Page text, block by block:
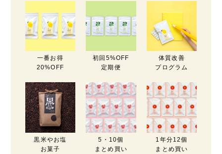
一番お得
20%OFF
初回5%OFF
定期便
体質改善
プログラム
黒米やお塩
お菓子
5・10個
まとめ買い
1年分12個
まとめ買い